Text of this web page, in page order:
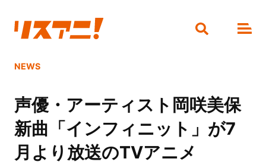
NEWS
声優・アーティスト岡咲美保
新曲「インフィニット」が7
月より放送のTVアニメ